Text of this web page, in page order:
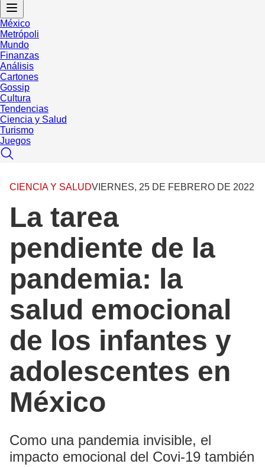
México
Metrópoli
Mundo
Finanzas
Análisis
Cartones
Gossip
Cultura
Tendencias
Ciencia y Salud
Turismo
Juegos
CIENCIA Y SALUDVIERNES, 25 DE FEBRERO DE 2022
La tarea
pendiente de la
pandemia: la
salud emocional
de los infantes y
adolescentes en
México
Como una pandemia invisible, el
impacto emocional del Covi-19 también